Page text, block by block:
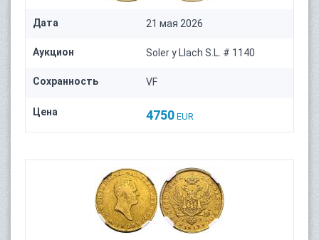
Дата 21 мая 2026
Аукцион Soler y Llach S.L. # 1140
Сохранность VF
Цена 4750 EUR